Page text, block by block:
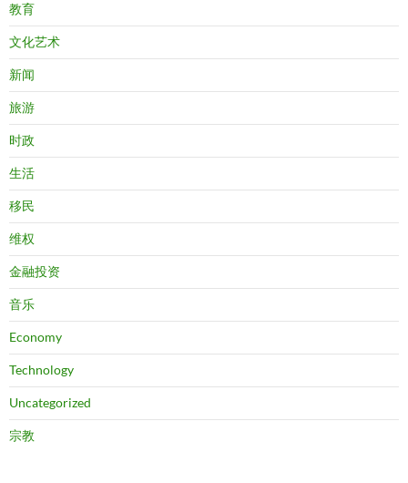
教育
文化艺术
新闻
旅游
时政
生活
移民
维权
金融投资
音乐
Economy
Technology
Uncategorized
宗教